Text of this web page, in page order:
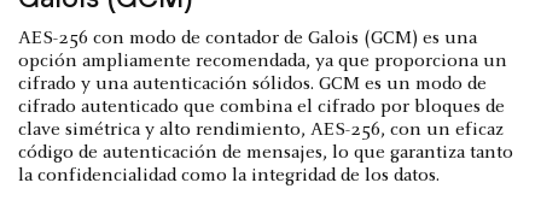
AES-256 con modo de contador de Galois (GCM) es una
opción ampliamente recomendada, ya que proporciona un
cifrado y una autenticación sólidos. GCM es un modo de
cifrado autenticado que combina el cifrado por bloques de
clave simétrica y alto rendimiento, AES-256, con un eficaz
código de autenticación de mensajes, lo que garantiza tanto
la confidencialidad como la integridad de los datos.